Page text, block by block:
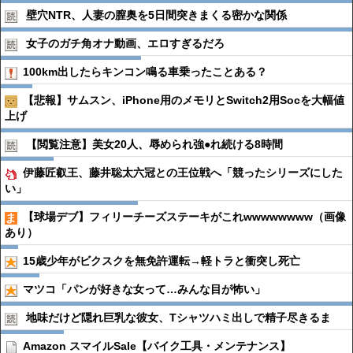
壁穴NTR、人妻の膣奥を5日間突きまくる密かな関係
女子のガチ角オナ動画、エロすぎるだろ
100km出したらキンコン鳴る車乗ったことある？
【悲報】サムスン、iPhone用のメモリとSwitch2用Socを大幅値
上げ
【閲覧注意】美女20人、辱められ強●︎れ続ける8時間
伊藤匠叡王、藤井聡太六冠との王位戦へ「競ったシリーズにした
い」
【球場デブ】フィリーチーズステーキがこれwwwwwwww（画像
あり）
15歳少年がビクスクを無免許運転→軽トラと衝突し死亡
マツコ「パンが好きな女って…みんな目が怖い」
地味だけど隠れ巨乳な彼女、Tシャツハミ出しで精子尽きるま
Amazon スマイルSale【バイク工具・メンテナンス】